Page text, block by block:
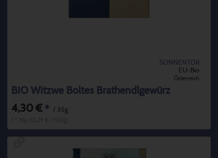
SONNENTOR
EU-Bio
Österreich
BIO Witzwe Boltes Brathendlgewürz
4,30 € * / 35g